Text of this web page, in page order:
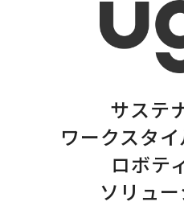
サステ
ワークスタ
ロボテ
ソリュー